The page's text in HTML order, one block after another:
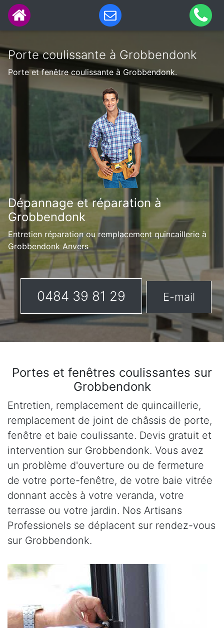
Porte coulissante à Grobbendonk
Porte et fenêtre coulissante à Grobbendonk.
Dépannage et réparation à
Grobbendonk
Entretien réparation ou remplacement quincaillerie à
Grobbendonk Anvers
0484 39 81 29 E-mail
Portes et fenêtres coulissantes sur
Grobbendonk
Entretien, remplacement de quincaillerie,
remplacement de joint de châssis de porte,
fenêtre et baie coulissante. Devis gratuit et
intervention sur Grobbendonk. Vous avez
un problème d'ouverture ou de fermeture
de votre porte-fenêtre, de votre baie vitrée
donnant accès à votre veranda, votre
terrasse ou votre jardin. Nos Artisans
Professionels se déplacent sur rendez-vous
sur Grobbendonk.